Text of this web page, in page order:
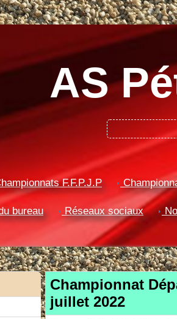
AS
F.F.P.J.P
bureau Réseaux sociaux
Championnat
juillet 2022